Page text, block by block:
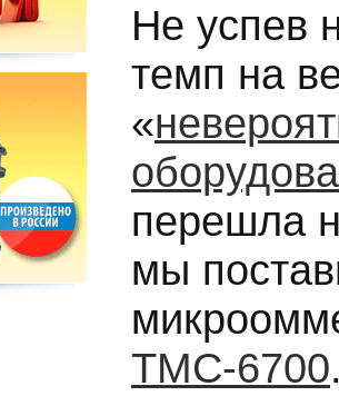
Не успев
темп на
«
перешла
мы
ТМС-6700